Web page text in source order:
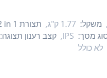
משקל: 1.77 ק"ג, תצורת ‎ 2 in 1:
מסך: IPS, קצב רענון תצוגה:
לא כולל